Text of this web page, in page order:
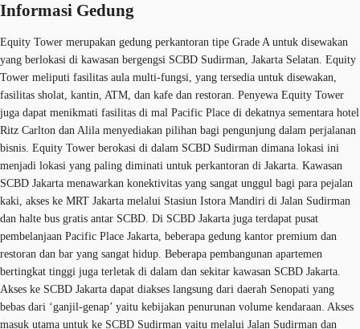
Informasi Gedung
Equity Tower merupakan gedung perkantoran tipe Grade A untuk disewakan
yang berlokasi di kawasan bergengsi SCBD Sudirman, Jakarta Selatan. Equity
Tower meliputi fasilitas aula multi-fungsi, yang tersedia untuk disewakan,
fasilitas sholat, kantin, ATM, dan kafe dan restoran. Penyewa Equity Tower
juga dapat menikmati fasilitas di mal Pacific Place di dekatnya sementara hotel
Ritz Carlton dan Alila menyediakan pilihan bagi pengunjung dalam perjalanan
bisnis. Equity Tower berokasi di dalam SCBD Sudirman dimana lokasi ini
menjadi lokasi yang paling diminati untuk perkantoran di Jakarta. Kawasan
SCBD Jakarta menawarkan konektivitas yang sangat unggul bagi para pejalan
kaki, akses ke MRT Jakarta melalui Stasiun Istora Mandiri di Jalan Sudirman
dan halte bus gratis antar SCBD. Di SCBD Jakarta juga terdapat pusat
pembelanjaan Pacific Place Jakarta, beberapa gedung kantor premium dan
restoran dan bar yang sangat hidup. Beberapa pembangunan apartemen
bertingkat tinggi juga terletak di dalam dan sekitar kawasan SCBD Jakarta.
Akses ke SCBD Jakarta dapat diakses langsung dari daerah Senopati yang
bebas dari ‘ganjil-genap’ yaitu kebijakan penurunan volume kendaraan. Akses
masuk utama untuk ke SCBD Sudirman yaitu melalui Jalan Sudirman dan